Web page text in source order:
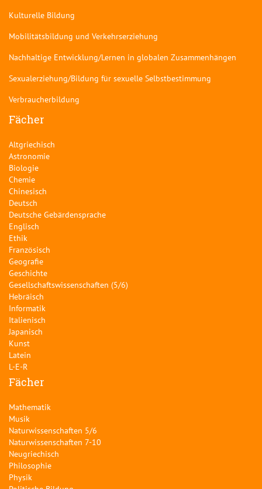
Kulturelle Bildung
Mobilitätsbildung und Verkehrserziehung
Nachhaltige Entwicklung/Lernen in globalen Zusammenhängen
Sexualerziehung/Bildung für sexuelle Selbstbestimmung
Verbraucherbildung
Fächer
Altgriechisch
Astronomie
Biologie
Chemie
Chinesisch
Deutsch
Deutsche Gebärdensprache
Englisch
Ethik
Französisch
Geografie
Geschichte
Gesellschaftswissenschaften (5/6)
Hebräisch
Informatik
Italienisch
Japanisch
Kunst
Latein
L-E-R
Fächer
Mathematik
Musik
Naturwissenschaften 5/6
Naturwissenschaften 7-10
Neugriechisch
Philosophie
Physik